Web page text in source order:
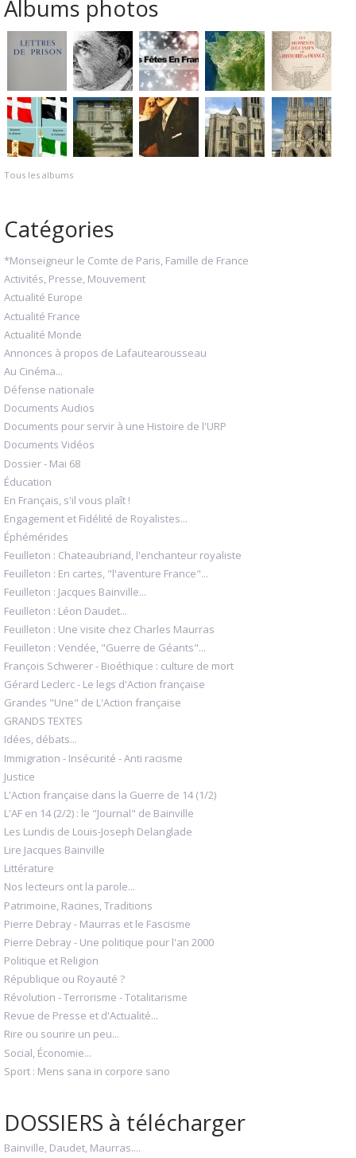
Albums photos
Tous les albums
Catégories
*Monseigneur le Comte de Paris, Famille de France
Activités, Presse, Mouvement
Actualité Europe
Actualité France
Actualité Monde
Annonces à propos de Lafautearousseau
Au Cinéma...
Défense nationale
Documents Audios
Documents pour servir à une Histoire de l'URP
Documents Vidéos
Dossier - Mai 68
Éducation
En Français, s'il vous plaît !
Engagement et Fidélité de Royalistes...
Éphémérides
Feuilleton : Chateaubriand, l'enchanteur royaliste
Feuilleton : En cartes, "l'aventure France"...
Feuilleton : Jacques Bainville...
Feuilleton : Léon Daudet...
Feuilleton : Une visite chez Charles Maurras
Feuilleton : Vendée, "Guerre de Géants"...
François Schwerer - Bioéthique : culture de mort
Gérard Leclerc - Le legs d'Action française
Grandes "Une" de L'Action française
GRANDS TEXTES
Idées, débats...
Immigration - Insécurité - Anti racisme
Justice
L'Action française dans la Guerre de 14 (1/2)
L'AF en 14 (2/2) : le "Journal" de Bainville
Les Lundis de Louis-Joseph Delanglade
Lire Jacques Bainville
Littérature
Nos lecteurs ont la parole...
Patrimoine, Racines, Traditions
Pierre Debray - Maurras et le Fascisme
Pierre Debray - Une politique pour l'an 2000
Politique et Religion
République ou Royauté ?
Révolution - Terrorisme - Totalitarisme
Revue de Presse et d'Actualité...
Rire ou sourire un peu...
Social, Économie...
Sport : Mens sana in corpore sano
DOSSIERS à télécharger
Bainville, Daudet, Maurras....